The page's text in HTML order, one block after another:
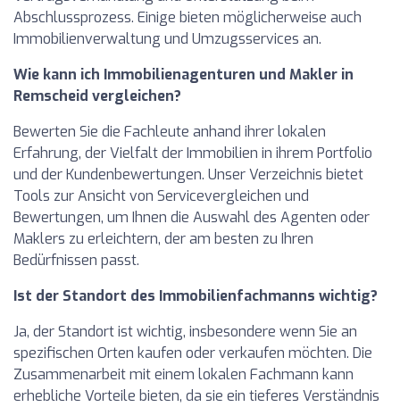
Abschlussprozess. Einige bieten möglicherweise auch
Immobilienverwaltung und Umzugsservices an.
Wie kann ich Immobilienagenturen und Makler in
Remscheid vergleichen?
Bewerten Sie die Fachleute anhand ihrer lokalen
Erfahrung, der Vielfalt der Immobilien in ihrem Portfolio
und der Kundenbewertungen. Unser Verzeichnis bietet
Tools zur Ansicht von Servicevergleichen und
Bewertungen, um Ihnen die Auswahl des Agenten oder
Maklers zu erleichtern, der am besten zu Ihren
Bedürfnissen passt.
Ist der Standort des Immobilienfachmanns wichtig?
Ja, der Standort ist wichtig, insbesondere wenn Sie an
spezifischen Orten kaufen oder verkaufen möchten. Die
Zusammenarbeit mit einem lokalen Fachmann kann
erhebliche Vorteile bieten, da sie ein tieferes Verständnis